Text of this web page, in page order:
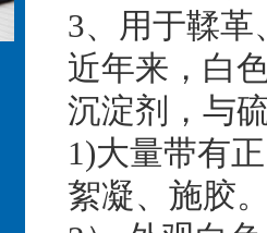
3、用于鞣
近年来，白
沉淀剂，与
1)大量带有
絮凝、施胶